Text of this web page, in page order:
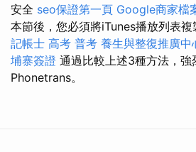
安全 seo保證第一頁 Google商家檔
本節後，您必須將iTunes播放列表複
記帳士 高考 普考 養生與整復推廣中
埔寨簽證 通過比較上述3種方法，強
Phonetrans。